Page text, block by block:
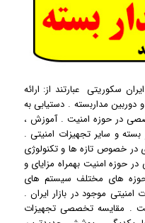
سکوریتی عبارتند از: ارائه
دوربین مداربسته . دستیابی به
در حوزه امنیت . آموزش ،
بستهو سایر تجهیزات امنیتی .
در خصوص تازه ها و تکنولوژی
حوزه امنیت بهمراه مزایای و
حوزه های مختلف سیستم های
موجود در بازار ایران .
. مقایسه تخصصی تجهیزات